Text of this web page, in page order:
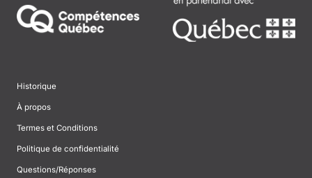
Historique
À propos
Termes et Conditions
Politique de confidentialité
Questions/Réponses